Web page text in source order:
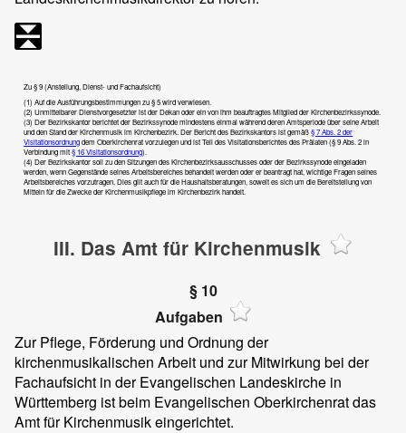
Zu § 9 (Anstellung, Dienst- und Fachaufsicht)
(1) Auf die Ausführungsbestimmungen zu § 5 wird verwiesen.
(2) Unmittelbarer Dienstvorgesetzter ist der Dekan oder ein von ihm beauftragtes Mitglied der Kirchenbezirkssynode.
(3) Der Bezirkskantor berichtet der Bezirkssynode mindestens einmal während deren Amtsperiode über seine Arbeit
und den Stand der Kirchenmusik im Kirchenbezirk. Der Bericht des Bezirkskantors ist gemäß§ 7 Abs. 2 der
Visitationsordnungdem Oberkirchenrat vorzulegen und ist Teil des Visitationsberichtes des Prälaten (§ 9 Abs. 2 in
Verbindung mit§ 16 Visitationsordnung).
(4) Der Bezirkskantor soll zu den Sitzungen des Kirchenbezirksausschusses oder der Bezirkssynode eingeladen
werden, wenn Gegenstände seines Arbeitsbereiches behandelt werden oder er beantragt hat, wichtige Fragen seines
Arbeitsbereiches vorzutragen. Dies gilt auch für die Haushaltsberatungen, soweit es sich um die Bereitstellung von
Mitteln für die Zwecke der Kirchenmusikpflege im Kirchenbezirk handelt.
III. Das Amt für Kirchenmusik
§ 10
Aufgaben
Zur Pflege, Förderung und Ordnung der
kirchenmusikalischen Arbeit und zur Mitwirkung bei der
Fachaufsicht in der Evangelischen Landeskirche in
Württemberg ist beim Evangelischen Oberkirchenrat das
Amt für Kirchenmusik eingerichtet.